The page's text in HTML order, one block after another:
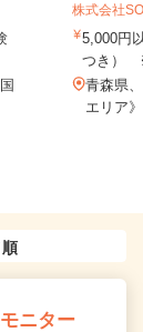
株式会社
5,000円
つき）
青森県
エリア》
ニター